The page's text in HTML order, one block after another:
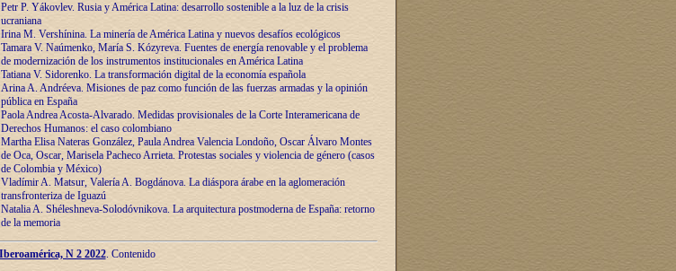
Petr P. Yákovlev. Rusia y América Latina: desarrollo sostenible a la luz de la crisis
ucraniana
Irina M. Vershínina. La minería de América Latina y nuevos desafíos ecológicos
Tamara V. Naúmenko, María S. Kózyreva. Fuentes de energía renovable y el problema
de modernización de los instrumentos institucionales en América Latina
Tatiana V. Sidorenko. La transformación digital de la economía española
Arina A. Andréeva. Misiones de paz como función de las fuerzas armadas y la opinión
pública en España
Paola Andrea Acosta-Alvarado. Medidas provisionales de la Corte Interamericana de
Derechos Humanos: el caso colombiano
Martha Elisa Nateras González, Paula Andrea Valencia Londoño, Oscar Álvaro Montes
de Oca, Oscar, Marisela Pacheco Arrieta. Protestas sociales y violencia de género (casos
de Colombia y México)
Vladímir A. Matsur, Valería A. Bogdánova. La diáspora árabe en la aglomeración
transfronteriza de Iguazú
Natalia A. Shéleshneva-Solodóvnikova. La arquitectura postmoderna de España: retorno
de la memoria
Iberoamérica, N 2 2022. Contenido